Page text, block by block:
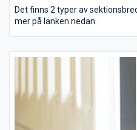
Det finns 2 typer av
mer på länken nedan.